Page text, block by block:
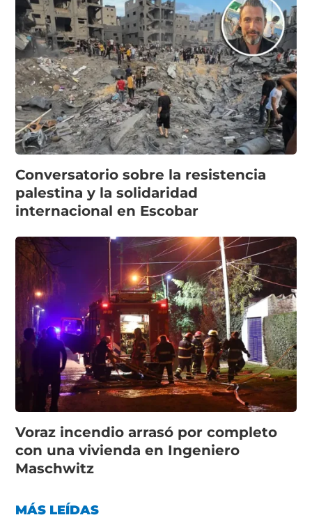
Conversatorio sobre la resistencia
palestina y la solidaridad
internacional en Escobar
Voraz incendio arrasó por completo
con una vivienda en Ingeniero
Maschwitz
MÁS LEÍDAS